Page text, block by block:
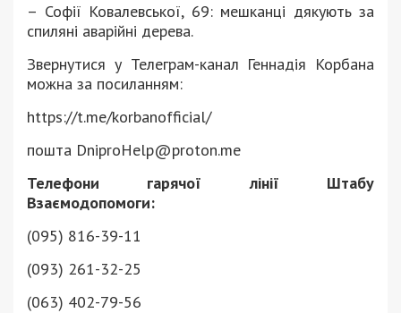
– Софії Ковалевської, 69: мешканці дякують за
спиляні аварійні дерева.
Звернутися у Телеграм-канал Геннадія Корбана
можна за посиланням:
https://t.me/korbanofficial/
пошта DniproHelp@proton.me
Телефони гарячої лінії Штабу
Взаємодопомоги:
(095) 816-39-11
(093) 261-32-25
(063) 402-79-56